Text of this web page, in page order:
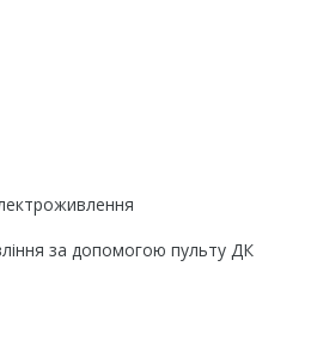
за допомогою пульту ДК